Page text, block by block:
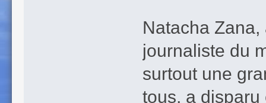
Natacha
journaliste du
surtout une
tous, a